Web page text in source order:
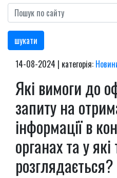
шукати
14-08-2024 | категорія:
Які вимоги до
запиту на
інформації в
органах та у
розглядається?